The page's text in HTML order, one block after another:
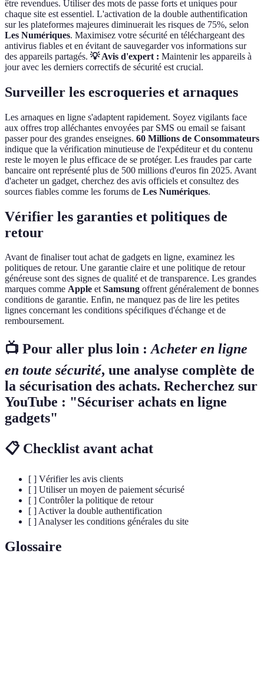
être revendues. Utiliser des mots de passe forts et uniques pour
chaque site est essentiel. L'activation de la double authentification
sur les plateformes majeures diminuerait les risques de 75%, selon
Les Numériques. Maximisez votre sécurité en téléchargeant des
antivirus fiables et en évitant de sauvegarder vos informations sur
des appareils partagés. 💡 Avis d'expert : Maintenir les appareils à
jour avec les derniers correctifs de sécurité est crucial.
Surveiller les escroqueries et arnaques
Les arnaques en ligne s'adaptent rapidement. Soyez vigilants face
aux offres trop alléchantes envoyées par SMS ou email se faisant
passer pour des grandes enseignes. 60 Millions de Consommateurs
indique que la vérification minutieuse de l'expéditeur et du contenu
reste le moyen le plus efficace de se protéger. Les fraudes par carte
bancaire ont représenté plus de 500 millions d'euros fin 2025. Avant
d'acheter un gadget, cherchez des avis officiels et consultez des
sources fiables comme les forums de Les Numériques.
Vérifier les garanties et politiques de
retour
Avant de finaliser tout achat de gadgets en ligne, examinez les
politiques de retour. Une garantie claire et une politique de retour
généreuse sont des signes de qualité et de transparence. Les grandes
marques comme Apple etSamsung offrent généralement de bonnes
conditions de garantie. Enfin, ne manquez pas de lire les petites
lignes concernant les conditions spécifiques d'échange et de
remboursement.
📺 Pour aller plus loin :Acheter en ligne
en toute sécurité, une analyse complète de
la sécurisation des achats. Recherchez sur
YouTube : "Sécuriser achats en ligne
gadgets"
📋 Checklist avant achat
[ ] Vérifier les avis clients
[ ] Utiliser un moyen de paiement sécurisé
[ ] Contrôler la politique de retour
[ ] Activer la double authentification
[ ] Analyser les conditions générales du site
Glossaire